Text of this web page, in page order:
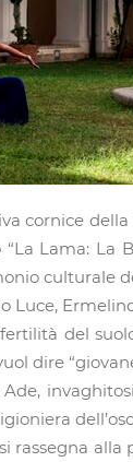
cornice
Lama: La
culturale
Luce,
del
dire
rassegna